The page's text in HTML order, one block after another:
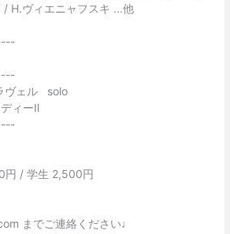
/ H.ヴィエニャフスキ ...他
ヴェル   solo
ィーⅡ
円 / 学生 2,500円
までご連絡ください♩